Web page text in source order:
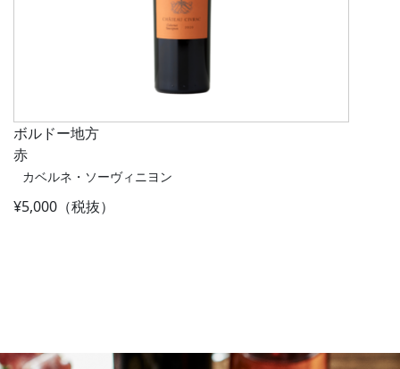
ボルドー地方
赤
カベルネ・ソーヴィニヨン
¥5,000（税抜）